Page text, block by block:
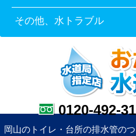
その他、水トラブル
0120-492-
岡山のトイレ・台所の排水管の